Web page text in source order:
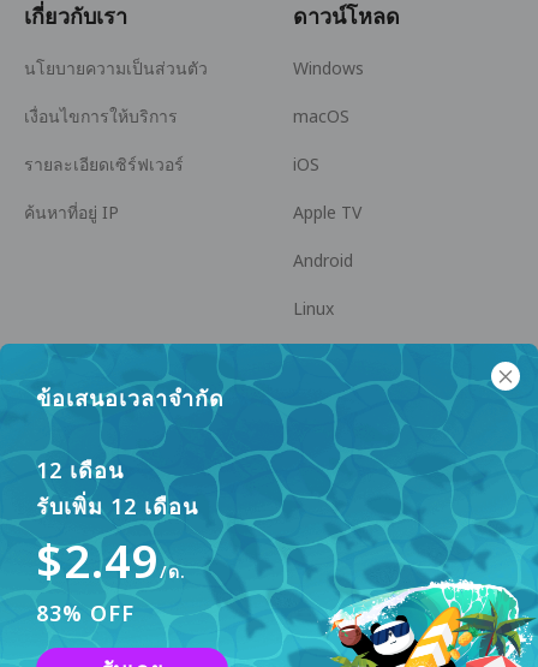
ข้อเสนอเวลาจำกัด
12 เดือน
รับเพิ่ม 12 เดือน
$2.49/ด.
83% OFF
เกี่ยวกับเรา
นโยบายความเป็นส่วนตัว
เงื่อนไขการให้บริการ
รายละเอียดเซิร์ฟเวอร์
ค้นหาที่อยู่ IP
ดาวน์โหลด
Windows
macOS
iOS
Apple TV
Android
Linux
Android TV
ศูนย์ช่วยเหลือ
panda7x24@gmail.com
FAQ
ความร่วมมือ
เป็นพันธมิตร
วิธีการชำระเงิน
เว็บไซต์นี้ใช้คุกกี้เพื่อปรับปรุงประสบการณ์ผู้ใช้ หากต้องการ